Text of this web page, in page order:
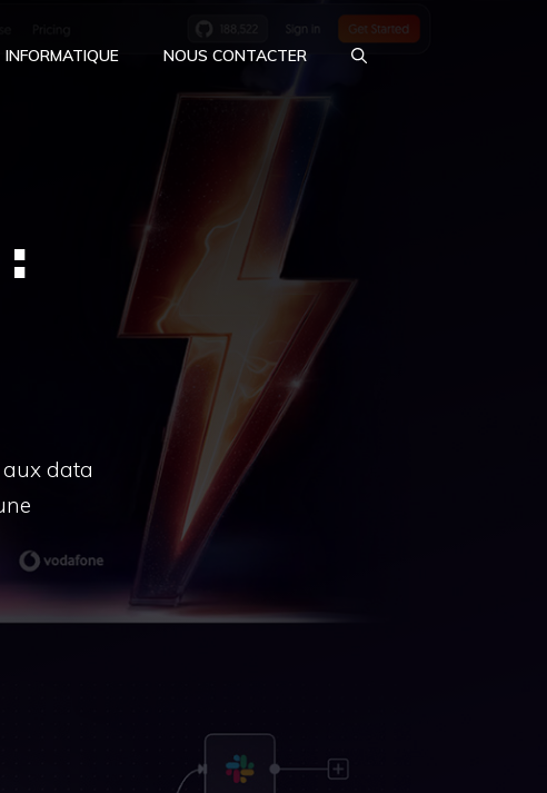
INFORMATIQUE NOUS CONTACTER
aux data